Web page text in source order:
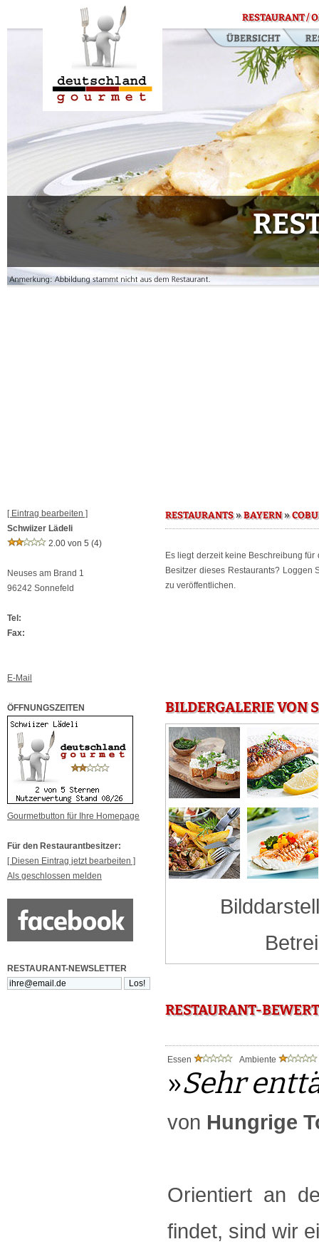
RESTAURANT /
[ Eintrag bearbeiten ]
Schwiizer Lädeli
2.00 von 5 (4)
Neuses am Brand 1
96242 Sonnefeld
Tel:
Fax:
E-Mail
ÖFFNUNGSZEITEN
Gourmetbutton für Ihre Homepage
Für den Restaurantbesitzer:
[ Diesen Eintrag jetzt bearbeiten ]
Als geschlossen melden
RESTAURANT-NEWSLETTER
RESTAURANTS»BAYERN»
Es liegt derzeit keine Beschreibung für
Besitzer dieses Restaurants? Loggen
zu veröffentlichen.
BILDERGALERIE VON
RESTAURANT-
Essen Ambiente
»Sehr
von Hungrige
Orientiert an
findet, sind wir